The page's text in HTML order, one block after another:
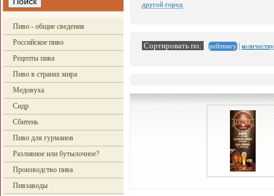
Пиво - общие сведения
Российское пиво
Рецепты пива
Пиво в странах мира
Медовуха
Сидр
Сбитень
Пиво для гурманов
Разливное или бутылочное?
Производство пива
Пивзаводы
другой город
Сортировать по: рейтингу|